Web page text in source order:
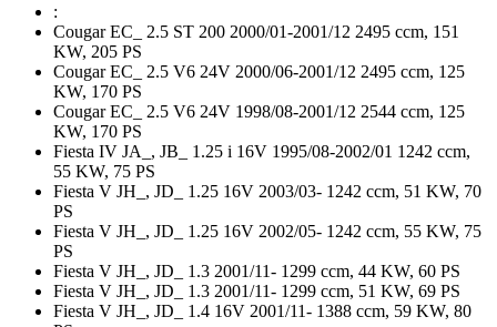
:
Cougar EC_ 2.5 ST 200 2000/01-2001/12 2495 ccm, 151
KW, 205 PS
Cougar EC_ 2.5 V6 24V 2000/06-2001/12 2495 ccm, 125
KW, 170 PS
Cougar EC_ 2.5 V6 24V 1998/08-2001/12 2544 ccm, 125
KW, 170 PS
Fiesta IV JA_, JB_ 1.25 i 16V 1995/08-2002/01 1242 ccm,
55 KW, 75 PS
Fiesta V JH_, JD_ 1.25 16V 2003/03- 1242 ccm, 51 KW, 70
PS
Fiesta V JH_, JD_ 1.25 16V 2002/05- 1242 ccm, 55 KW, 75
PS
Fiesta V JH_, JD_ 1.3 2001/11- 1299 ccm, 44 KW, 60 PS
Fiesta V JH_, JD_ 1.3 2001/11- 1299 ccm, 51 KW, 69 PS
Fiesta V JH_, JD_ 1.4 16V 2001/11- 1388 ccm, 59 KW, 80